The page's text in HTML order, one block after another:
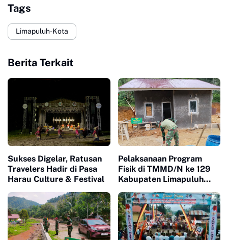
Tags
Limapuluh-Kota
Berita Terkait
Sukses Digelar, Ratusan
Travelers Hadir di Pasa
Harau Culture & Festival
Pelaksanaan Program
Fisik di TMMD/N ke 129
Kabupaten Limapuluh
Lancar Dan Signifikan